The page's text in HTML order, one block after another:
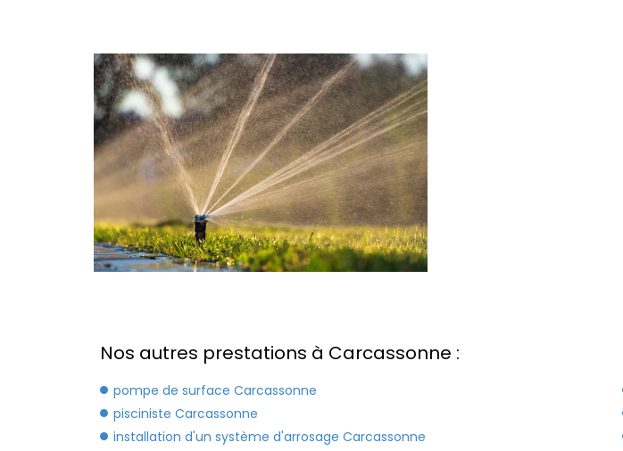
Nos autres prestations à Carcassonne :
pompe de surface Carcassonne
pisciniste Carcassonne
installation d'un système d'arrosage Carcassonne